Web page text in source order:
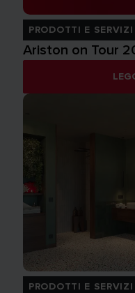
PRODOTTI E SERVIZI
Ariston on Tour
PRODOTTI E SERVIZI